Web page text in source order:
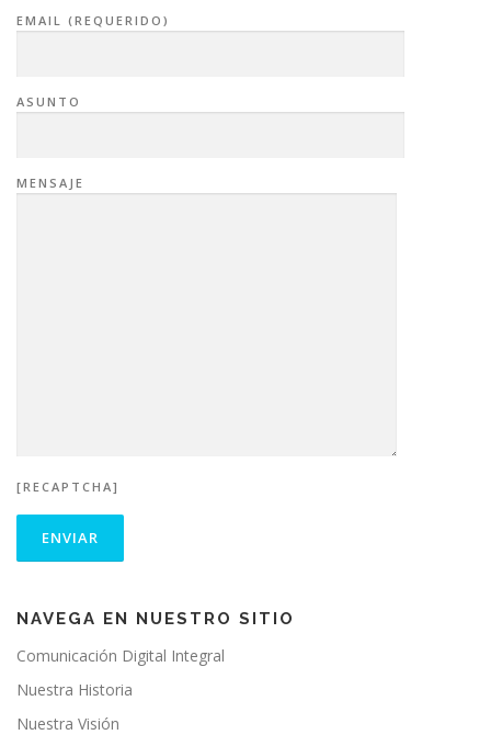
EMAIL (REQUERIDO)
ASUNTO
MENSAJE
[RECAPTCHA]
NAVEGA EN NUESTRO SITIO
Comunicación Digital Integral
Nuestra Historia
Nuestra Visión